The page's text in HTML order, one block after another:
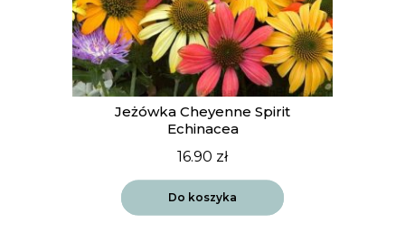
Jeżówka Cheyenne Spirit
Echinacea
16.90 zł
Do koszyka